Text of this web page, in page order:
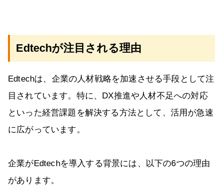
Edtechが注目される理由
Edtechは、企業の人材戦略を加速させる手段として注
目されています。特に、DX推進や人材不足への対応
といった経営課題を解決する方法として、活用が急速
に広がっています。
企業がEdtechを導入する背景には、以下の6つの理由
があります。